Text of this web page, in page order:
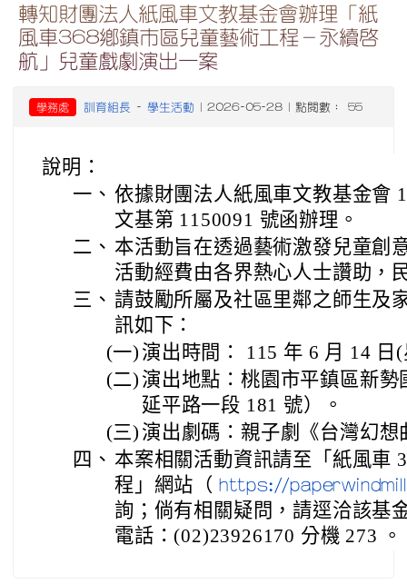
轉知財團法人紙風車文教基金會辦理「紙
風車368鄉鎮市區兒童藝術工程－永續啟
航」兒童戲劇演出一案
學務處 訓育組長 - 學生活動 | 2026-05-28 | 點閱數： 55
說明：
一、 依據財團法人紙風車文教基金會
文基第 1150091 號函辦理。
二、 本活動旨在透過藝術激發兒童創
活動經費由各界熱心人士讚助，
三、 請鼓勵所屬及社區里鄰之師生及
訊如下：
(一) 演出時間： 115 年 6 月 14 日
(二) 演出地點：桃園市平鎮區新
延平路一段 181 號）。
(三) 演出劇碼：親子劇《台灣幻想
四、 本案相關活動資訊請至「紙風車
程」網站（ https://
詢；倘有相關疑問，請逕洽該基
電話：(02)23926170 分機 273 。